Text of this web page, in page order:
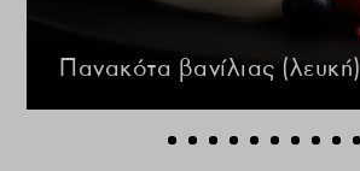
Πανακότα βανίλιας (λευκή)